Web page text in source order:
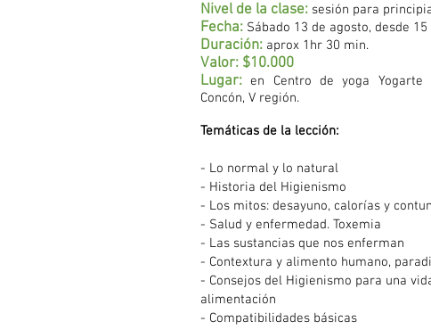
Nivel de la clase: sesión para
Fecha: Sábado 13 de agosto, desde
Duración: aprox 1hr 30 min.
Valor: $10.000
Lugar: en Centro de yoga
Concón, V región.
Temáticas de la lección:
- Lo normal y lo natural
- Historia del Higienismo
- Los mitos: desayuno, calorías y
- Salud y enfermedad. Toxemia
- Las sustancias que nos enferman
- Contextura y alimento humano,
- Consejos del Higienismo para una
alimentación
- Compatibilidades básicas